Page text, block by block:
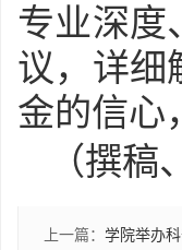
专业深度
议，详细
金的信心
（撰
上一篇：学院举办